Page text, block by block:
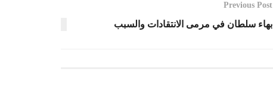
Previous Post
بهاء سلطان في مرمى الانتقادات والسبب